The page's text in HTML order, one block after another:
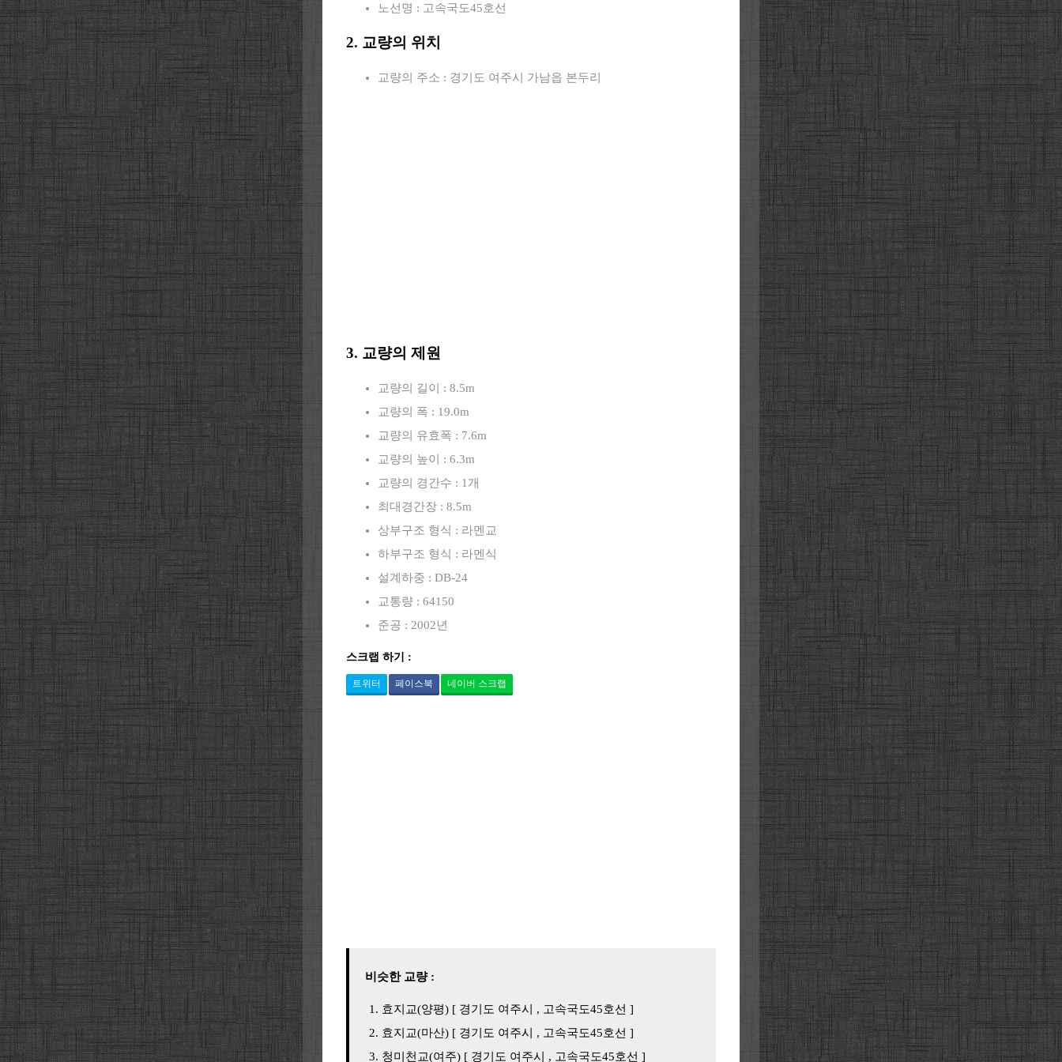
노선명 : 고속국도45호선
2. 교량의 위치
교량의 주소 : 경기도 여주시 가남읍 본두리
3. 교량의 제원
교량의 길이 : 8.5m
교량의 폭 : 19.0m
교량의 유효폭 : 7.6m
교량의 높이 : 6.3m
교량의 경간수 : 1개
최대경간장 : 8.5m
상부구조 형식 : 라멘교
하부구조 형식 : 라멘식
설계하중 : DB-24
교통량 : 64150
준공 : 2002년
스크랩 하기 :
트위터 페이스북 네이버 스크랩
비슷한 교량 :
효지교(양평) [ 경기도 여주시 , 고속국도45호선 ]
효지교(마산) [ 경기도 여주시 , 고속국도45호선 ]
청미천교(여주) [ 경기도 여주시 , 고속국도45호선 ]